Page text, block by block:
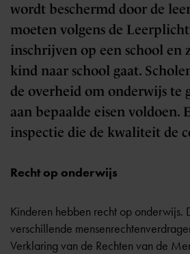
wordt beschermd door de
moeten volgens de
inschrijven op een school en
kind naar school gaat.
de overheid om onderwijs te
aan bepaalde eisen voldoen.
inspectie die de kwaliteit de
Recht op onderwijs
Kinderen hebben recht op onderwijs.
verschillende
Verklaring van de Rechten van de